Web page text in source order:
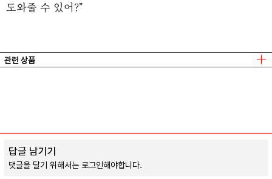
도와줄 수 있어?”
관련 상품
답글 남기기
댓글을 달기 위해서는 로그인해야합니다.